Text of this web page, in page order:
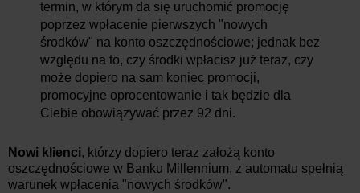
termin, w którym da się uruchomić promocję
poprzez wpłacenie pierwszych "nowych
środków" na konto oszczędnościowe; jednak bez
względu na to, czy środki wpłacisz już teraz, czy
może dopiero na sam koniec promocji,
promocyjne oprocentowanie i tak będzie dla
Ciebie obowiązywać przez 92 dni.
Nowi klienci, którzy dopiero teraz założą konto
oszczędnościowe w Banku Millennium, z automatu spełnią
warunek wpłacenia "nowych środków".